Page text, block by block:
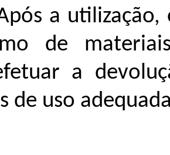
a utilização,
de
a
de uso